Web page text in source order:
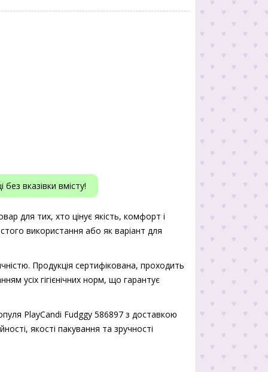
вказівки вмісту!
для тих, хто цінує якість, комфорт і
використання або як варіант для
Продукція сертифікована, проходить
усіх гігієнічних норм, що гарантує
PlayCandi Fudggy 586897 з доставкою
якості пакування та зручності